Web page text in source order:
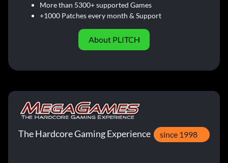
More than 5300+ supported Games
+1000 Patches every month & Support
About PLITCH
The Hardcore Gaming Experience since 1998